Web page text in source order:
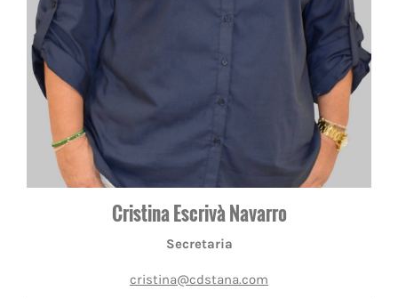
Cristina Escrivà Navarro
Secretaria
cristina@cdstana.com